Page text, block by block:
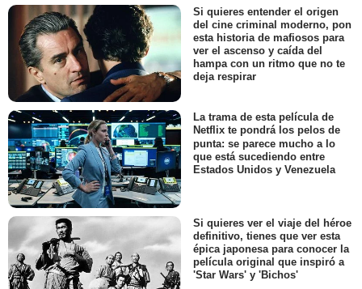
Si quieres entender el origen
del cine criminal moderno, pon
esta historia de mafiosos para
ver el ascenso y caída del
hampa con un ritmo que no te
deja respirar
La trama de esta película de
Netflix te pondrá los pelos de
punta: se parece mucho a lo
que está sucediendo entre
Estados Unidos y Venezuela
Si quieres ver el viaje del héroe
definitivo, tienes que ver esta
épica japonesa para conocer la
película original que inspiró a
'Star Wars' y 'Bichos'